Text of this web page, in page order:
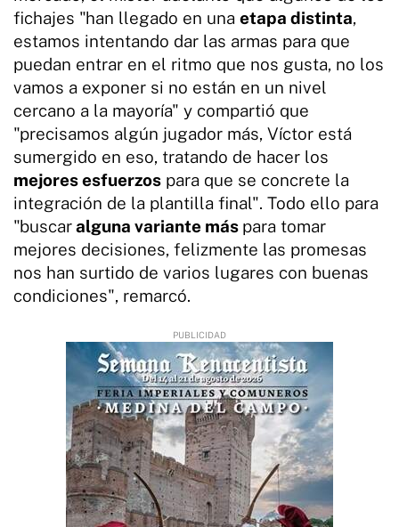
fichajes "han llegado en una etapa distinta,
estamos intentando dar las armas para que
puedan entrar en el ritmo que nos gusta, no los
vamos a exponer si no están en un nivel
cercano a la mayoría" y compartió que
"precisamos algún jugador más, Víctor está
sumergido en eso, tratando de hacer los
mejores esfuerzos para que se concrete la
integración de la plantilla final". Todo ello para
"buscaralguna variante más para tomar
mejores decisiones, felizmente las promesas
nos han surtido de varios lugares con buenas
condiciones", remarcó.